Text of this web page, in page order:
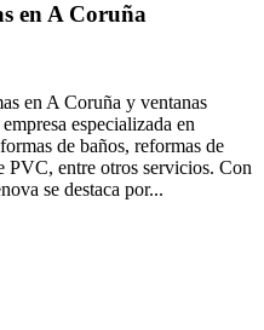
en A Coruña
en A Coruña y ventanas
especializada en
de baños, reformas de
PVC, entre otros servicios. Con
se destaca por...